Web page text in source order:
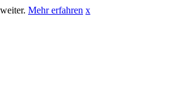
Mehr erfahren x